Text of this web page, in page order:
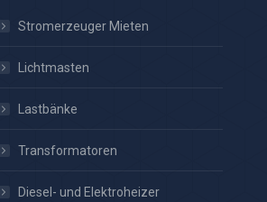
Stromerzeuger Mieten
Lichtmasten
Lastbänke
Transformatoren
Diesel- und Elektroheizer